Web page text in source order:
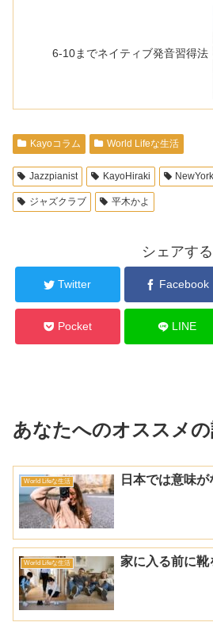
6-10までネイティブ発音習得法
Kayoコラム World Lifeな生活
Jazzpianist KayoHiraki NewYork
ジャズクラブ 平木かよ
シェアする
Twitter Facebook
Pocket LINE
あなたへのオススメ
World Lifeな生活 日本では意味が
World Lifeな生活 家に入る前に靴